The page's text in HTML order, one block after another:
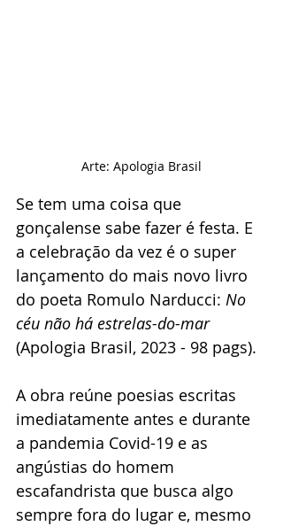
Arte: Apologia Brasil
Se tem uma coisa que
gonçalense sabe fazer é festa. E
a celebração da vez é o super
lançamento do mais novo livro
do poeta Romulo Narducci: No
céu não há estrelas-do-mar
(Apologia Brasil, 2023 - 98 pags).
A obra reúne poesias escritas
imediatamente antes e durante
a pandemia Covid-19 e as
angústias do homem
escafandrista que busca algo
sempre fora do lugar e, mesmo